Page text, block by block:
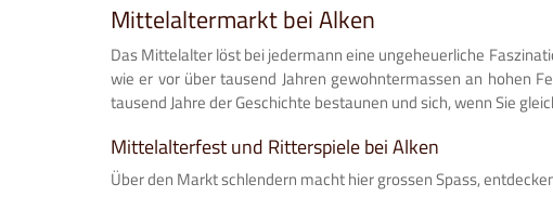
Mittelaltermarkt bei Alken
Das Mittelalter löst bei jedermann eine ungeheuerliche
wie er vor über tausend Jahren gewohntermassen an hohen
tausend Jahre der Geschichte bestaunen und sich, wenn Sie
Mittelalterfest und Ritterspiele bei Alken
Über den Markt schlendern macht hier grossen Spass,